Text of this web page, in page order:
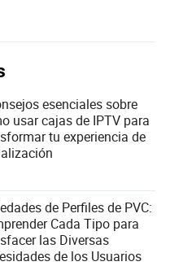
esenciales sobre
usar cajas de IPTV para
tu experiencia de
de Perfiles de PVC:
Cada Tipo para
las Diversas
de los Usuarios